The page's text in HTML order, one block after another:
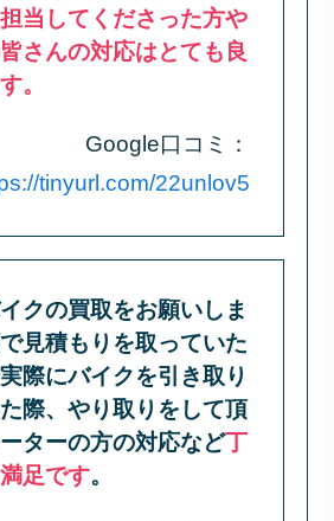
担当してくださった方や
さんの対応はとても良
。
Google口コミ：
tinyurl.com/22unlov5
クの買取をお願いしま
見積もりを取っていた
際にバイクを引き取り
際、やり取りをして頂
ターの方の対応など丁
足です。